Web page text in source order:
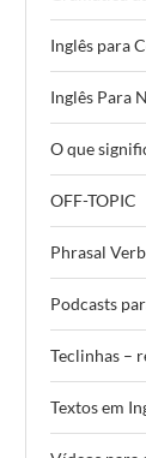
Inglês para
Inglês Para
O que
OFF-TOPIC
Phrasal
Podcasts
Teclinhas –
Textos em